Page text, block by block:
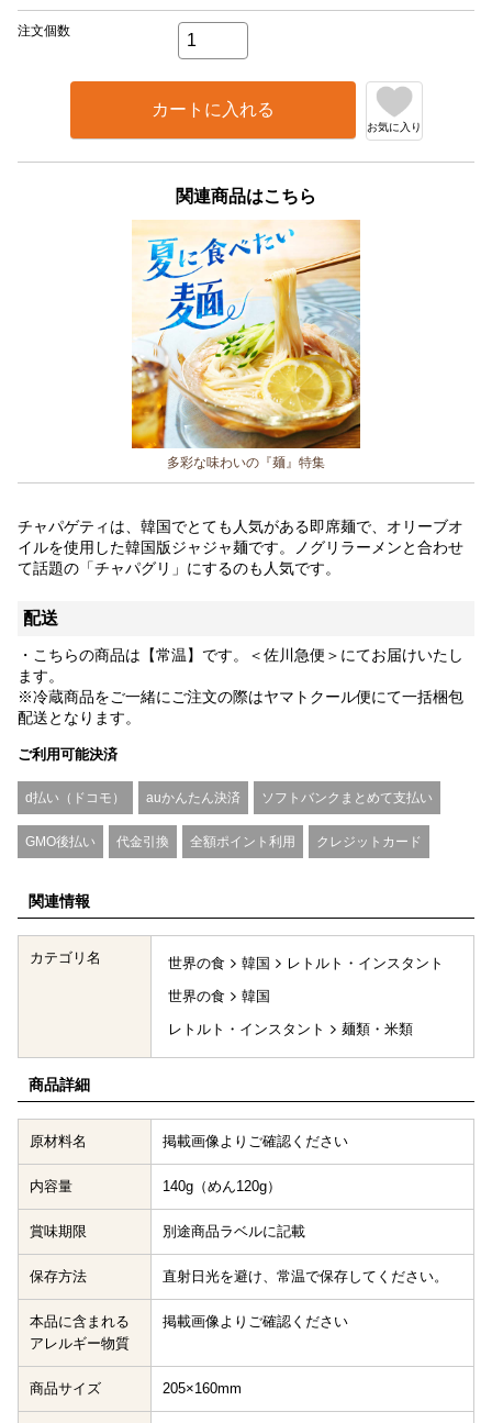
注文個数
カートに入れる
お気に入り
関連商品はこちら
多彩な味わいの『麺』特集
チャパゲティは、韓国でとても人気がある即席麺で、オリーブオ
イルを使用した韓国版ジャジャ麺です。ノグリラーメンと合わせ
て話題の「チャパグリ」にするのも人気です。
配送
・こちらの商品は【常温】です。＜佐川急便＞にてお届けいたし
ます。
※冷蔵商品をご一緒にご注文の際はヤマトクール便にて一括梱包
配送となります。
ご利用可能決済
d払い（ドコモ） auかんたん決済 ソフトバンクまとめて支払い
GMO後払い 代金引換 全額ポイント利用 クレジットカード
関連情報
カテゴリ名 世界の食 韓国
レトルト・インスタント
世界の食
韓国
レトルト・インスタント
麺類・米類
商品詳細
原材料名 掲載画像よりご確認ください
内容量 140g（めん120g）
賞味期限 別途商品ラベルに記載
保存方法 直射日光を避け、常温で保存してください。
本品に含まれる
アレルギー物質
掲載画像よりご確認ください
商品サイズ 205×160mm